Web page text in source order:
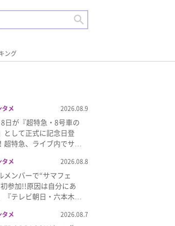
ング
タメ 2026.08.9
日が『超特急・8号車の
として正式に記念日登
超特急、ライブ内でサ…
タメ 2026.08.8
メンバーで“サマフェ
初参加!!原因は自分にあ
『テレビ朝日・六本木…
タメ 2026.08.7